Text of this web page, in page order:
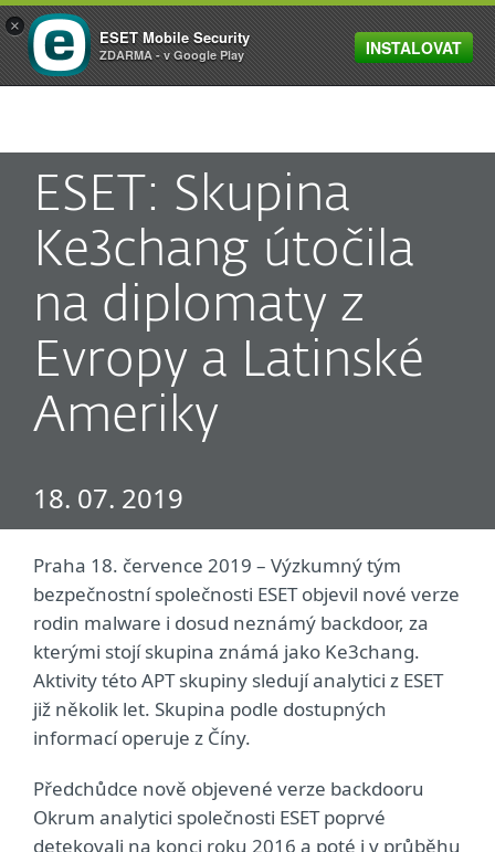
MENU
ESET: Skupina
Ke3chang útočila
na diplomaty z
Evropy a Latinské
Ameriky
18. 07. 2019
Praha 18. července 2019 – Výzkumný tým
bezpečnostní společnosti ESET objevil nové verze
rodin malware i dosud neznámý backdoor, za
kterými stojí skupina známá jako Ke3chang.
Aktivity této APT skupiny sledují analytici z ESET
již několik let. Skupina podle dostupných
informací operuje z Číny.
Předchůdce nově objevené verze backdooru
Okrum analytici společnosti ESET poprvé
detekovali na konci roku 2016 a poté i v průběhu
×
ESET Mobile Security
ZDARMA - v Google Play INSTALOVAT